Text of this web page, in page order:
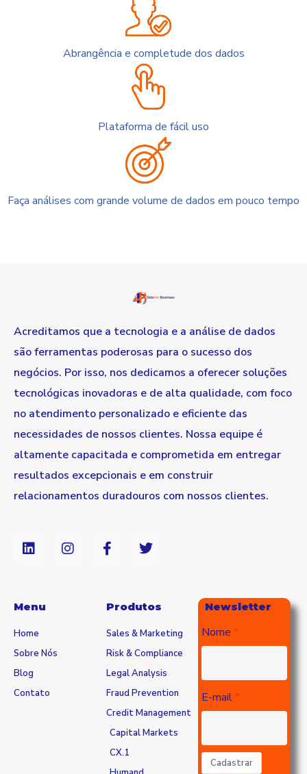
Abrangência e completude dos dados
Plataforma de fácil uso
Faça análises com grande volume de dados em pouco tempo
Acreditamos que a tecnologia e a análise de dados
são ferramentas poderosas para o sucesso dos
negócios. Por isso, nos dedicamos a oferecer soluções
tecnológicas inovadoras e de alta qualidade, com foco
no atendimento personalizado e eficiente das
necessidades de nossos clientes. Nossa equipe é
altamente capacitada e comprometida em entregar
resultados excepcionais e em construir
relacionamentos duradouros com nossos clientes.
Menu
Home
Sobre Nós
Blog
Contato
Produtos
Sales & Marketing
Risk & Compliance
Legal Analysis
Fraud Prevention
Credit Management
Capital Markets
CX.1
Newsletter
Nome
E-mail
Cadastrar